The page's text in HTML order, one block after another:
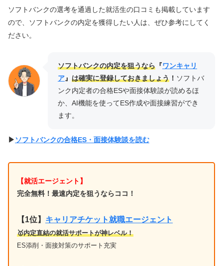
ソフトバンクの選考を通過した就活生の口コミも掲載しています
ので、ソフトバンクの内定を獲得したい人は、ぜひ参考にしてく
ださい。
ソフトバンクの内定を狙うなら 『 ワンキャリ
ア 』 は確実に登録しておきましょう ！ ソフトバ
ンク内定者の合格ESや面接体験談が読めるほ
か、AI機能を使ってES作成や面接練習ができ
ます。
▶︎ ソフトバンクの合格ES・面接体験談を読む
【就活エージェント】
完全無料！最速内定を狙うならココ！
【1位】 キャリアチケット就職エージェント
🥇内定直結の就活サポートが神レベル！
ES添削・面接対策のサポート充実